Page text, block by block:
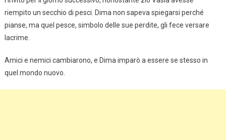
riempito un secchio di pesci. Dima non sapeva spiegarsi perché
pianse, ma quel pesce, simbolo delle sue perdite, gli fece versare
lacrime.
Amici e nemici cambiarono, e Dima imparò a essere se stesso in
quel mondo nuovo.